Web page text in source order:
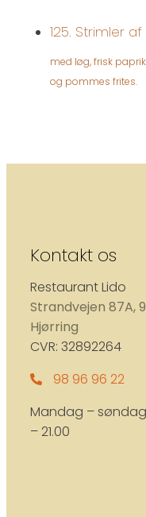
125. Strimler
med løg, frisk
og pommes frites.
Kontakt os
Restaurant Lido
Strandvejen 87A,
Hjørring
CVR: 32892264
98 96 96 22
Mandag – søndag:
– 21.00